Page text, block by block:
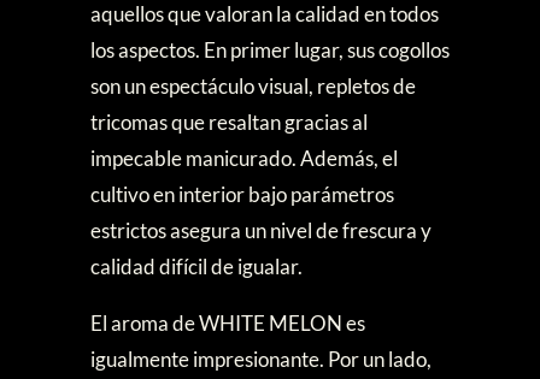
aquellos que valoran la calidad en todos
los aspectos. En primer lugar, sus cogollos
son un espectáculo visual, repletos de
tricomas que resaltan gracias al
impecable manicurado. Además, el
cultivo en interior bajo parámetros
estrictos asegura un nivel de frescura y
calidad difícil de igualar.
El aroma de WHITE MELON es
igualmente impresionante. Por un lado,